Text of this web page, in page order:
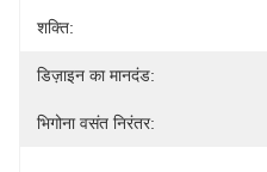
शक्ति:
डिज़ाइन का मानदंड:
भिगोना वसंत निरंतर: